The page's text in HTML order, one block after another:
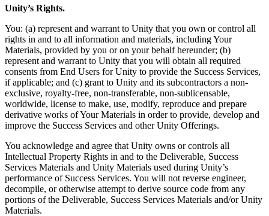
Unity’s Rights.
You: (a) represent and warrant to Unity that you own or control all
rights in and to all information and materials, including Your
Materials, provided by you or on your behalf hereunder; (b)
represent and warrant to Unity that you will obtain all required
consents from End Users for Unity to provide the Success Services,
if applicable; and (c) grant to Unity and its subcontractors a non-
exclusive, royalty-free, non-transferable, non-sublicensable,
worldwide, license to make, use, modify, reproduce and prepare
derivative works of Your Materials in order to provide, develop and
improve the Success Services and other Unity Offerings.
You acknowledge and agree that Unity owns or controls all
Intellectual Property Rights in and to the Deliverable, Success
Services Materials and Unity Materials used during Unity’s
performance of Success Services. You will not reverse engineer,
decompile, or otherwise attempt to derive source code from any
portions of the Deliverable, Success Services Materials and/or Unity
Materials.